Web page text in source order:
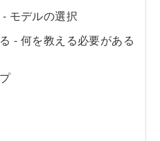
モデルの選択
- 何を教える必要がある